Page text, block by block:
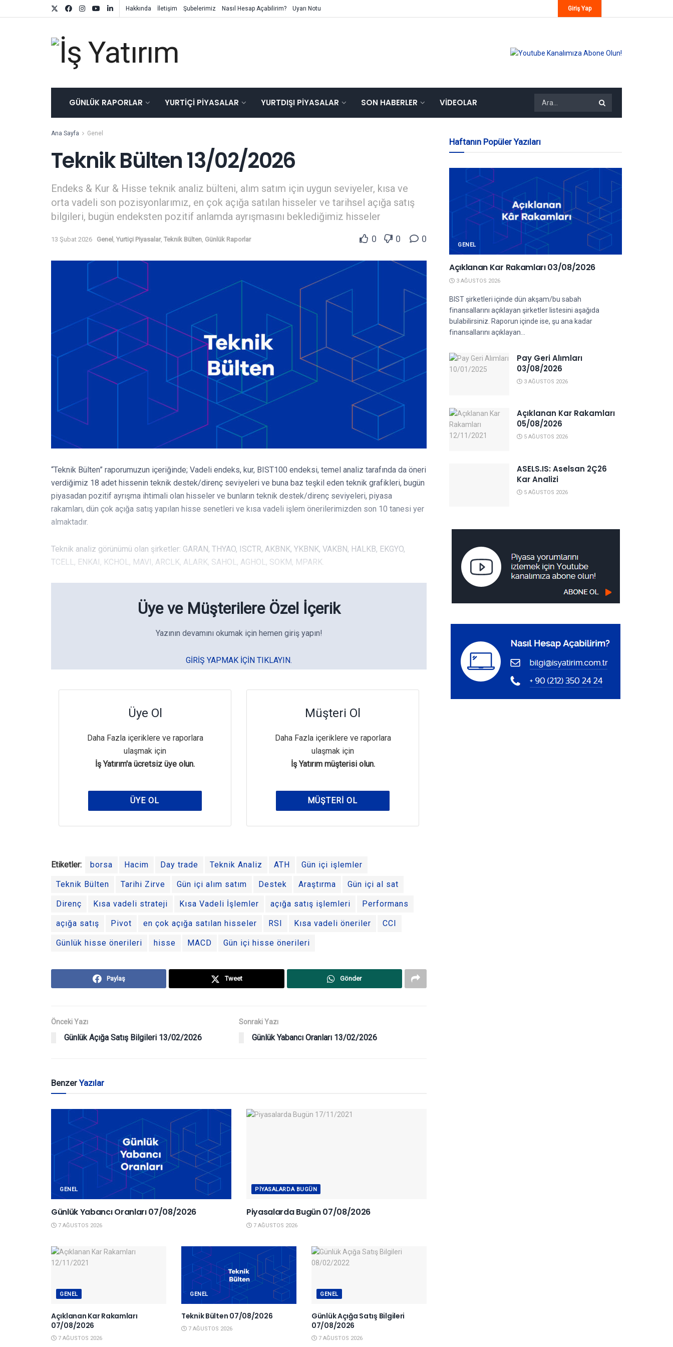
Hakkında İletişim Şubelerimiz Nasıl Hesap Açabilirim? Uyarı Notu Giriş Yap
GÜNLÜK RAPORLAR YURTIÇI PIYASALAR YURTDIŞI PIYASALAR SON HABERLER VIDEOLAR
Ana Sayfa Genel
Teknik Bülten 13/02/2026
Endeks & Kur & Hisse teknik analiz bülteni, alım satım için uygun seviyeler, kısa ve
orta vadeli son pozisyonlarımız, en çok açığa satılan hisseler ve tarihsel açığa satış
bilgileri, bugün endeksten pozitif anlamda ayrışmasını beklediğimiz hisseler
13 Şubat 2026 Genel Yurtiçi Piyasalar, Teknik Bülten Günlük Raporlar 0 0 0
“Teknik Bülten” raporumuzun içeriğinde; Vadeli endeks, kur, BIST100 endeksi, temel analiz tarafında da öneri
verdiğimiz 18 adet hissenin teknik destek/direnç seviyeleri ve buna baz teşkil eden teknik grafikleri, bugün
piyasadan pozitif ayrışma ihtimali olan hisseler ve bunların teknik destek/direnç seviyeleri, piyasa
rakamları, dün çok açığa satış yapılan hisse senetleri ve kısa vadeli işlem önerilerimizden son 10 tanesi yer
almaktadır.
Teknik analiz görünümü olan şirketler: GARAN, THYAO, ISCTR, AKBNK, YKBNK, VAKBN, HALKB, EKGYO,
TCELL, ENKAI, KCHOL, MAVI, ARCLK, ALARK, SAHOL, AGHOL, SOKM, MPARK.
Üye ve Müşterilere Özel İçerik
Yazının devamını okumak için hemen giriş yapın!
GIRIŞ YAPMAK IÇIN TIKLAYIN.
Üye Ol
Daha Fazla içeriklere ve raporlara
ulaşmak için
İş Yatırım'a ücretsiz üye olun.
ÜYE OL
Müşteri Ol
Daha Fazla içeriklere ve raporlara
ulaşmak için
İş Yatırım müşterisi olun.
MÜŞTERI OL
Etiketler: borsa Hacim Day trade Teknik Analiz ATH Gün içi işlemler
Teknik Bülten Tarihi Zirve Gün içi alım satım Destek Araştırma Gün içi al sat
Direnç Kısa vadeli strateji Kısa Vadeli İşlemler açığa satış işlemleri Performans
açığa satış Pivot en çok açığa satılan hisseler RSI Kısa vadeli öneriler CCI
Günlük hisse önerileri hisse MACD Gün içi hisse önerileri
Paylaş Tweet Gönder
Önceki Yazı
Günlük Açığa Satış Bilgileri 13/02/2026
Sonraki Yazı
Günlük Yabancı Oranları 13/02/2026
BenzerYazılar
GENEL
Günlük Yabancı Oranları 07/08/2026
7 AĞUSTOS 2026
PIYASALARDA BUGÜN
Piyasalarda Bugün 07/08/2026
7 AĞUSTOS 2026
GENEL
Açıklanan Kar Rakamları
07/08/2026
7 AĞUSTOS 2026
GENEL
Teknik Bülten 07/08/2026
7 AĞUSTOS 2026
GENEL
Günlük Açığa Satış Bilgileri
07/08/2026
7 AĞUSTOS 2026
Haftanın Popüler Yazıları
GENEL
Açıklanan Kar Rakamları 03/08/2026
3 AĞUSTOS 2026
BIST şirketleri içinde dün akşam/bu sabah
finansallarını açıklayan şirketler listesini aşağıda
bulabilirsiniz. Raporun içinde ise, şu ana kadar
finansallarını açıklayan...
Pay Geri Alımları
03/08/2026
3 AĞUSTOS 2026
Açıklanan Kar Rakamları
05/08/2026
5 AĞUSTOS 2026
ASELS.IS: Aselsan 2Ç26
Kar Analizi
5 AĞUSTOS 2026